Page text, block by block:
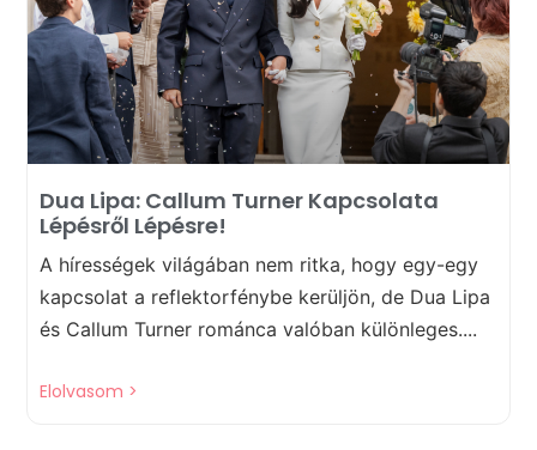
Dua Lipa: Callum Turner Kapcsolata
Lépésről Lépésre!
A hírességek világában nem ritka, hogy egy-egy
kapcsolat a reflektorfénybe kerüljön, de Dua Lipa
és Callum Turner románca valóban különleges....
Elolvasom >